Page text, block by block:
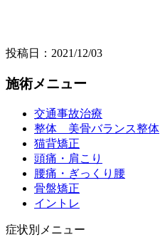
投稿日：2021/12/03
施術メニュー
交通事故治療
整体 美骨バランス整体
猫背矯正
頭痛・肩こり
腰痛・ぎっくり腰
骨盤矯正
イントレ
症状別メニュー